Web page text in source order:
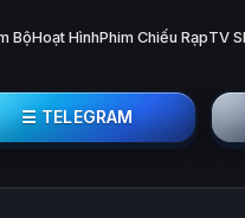
BộHoạt HìnhPhim Chiếu RạpTV
☰ TELEGRAM